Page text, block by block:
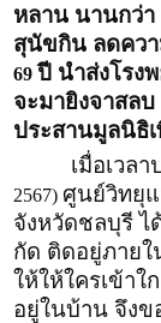
หลาน นานกว่า
สุนัขกิน ลดควา
69 ปี นำส่งโรง
จะมายิงจาสล
ประสานมูลนิธิ
เมื่อเวล
2567) ศูนย์วิทยุ
จังหวัดชลบุรี ไ
กัด ติดอยู่ภายใ
ให้ให้ใครเข้าใ
อยู่ในบ้าน จึงข